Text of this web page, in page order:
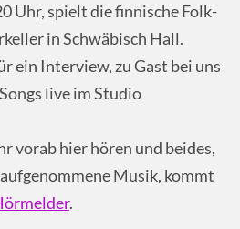
Uhr, spielt die finnische Folk-
in Schwäbisch Hall.
ein Interview, zu Gast bei uns
live im Studio
vorab hier hören und beides,
Musik, kommt
.